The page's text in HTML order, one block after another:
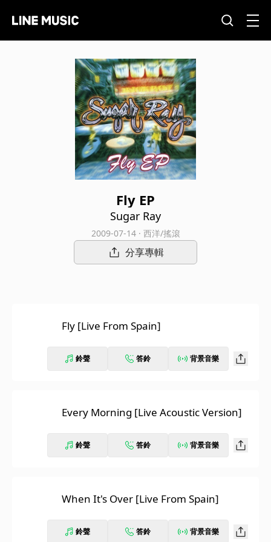
Fly EP
Sugar Ray
2009-07-14 · 西洋/搖滾
分享專輯
Fly [Live From Spain]
鈴聲 答鈴 背景音樂
Every Morning [Live Acoustic Version]
鈴聲 答鈴 背景音樂
When It's Over [Live From Spain]
鈴聲 答鈴 背景音樂